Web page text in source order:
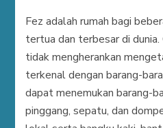
Fez adalah rumah bagi
tertua dan terbesar di
tidak mengherankan
terkenal dengan barang-
dapat menemukan barang-
pinggang, sepatu, dan